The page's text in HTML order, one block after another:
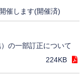
催します(開催済)
の一部訂正について
224KB